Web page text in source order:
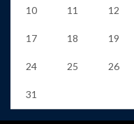
10 11 12
17 18 19
24 25 26
31